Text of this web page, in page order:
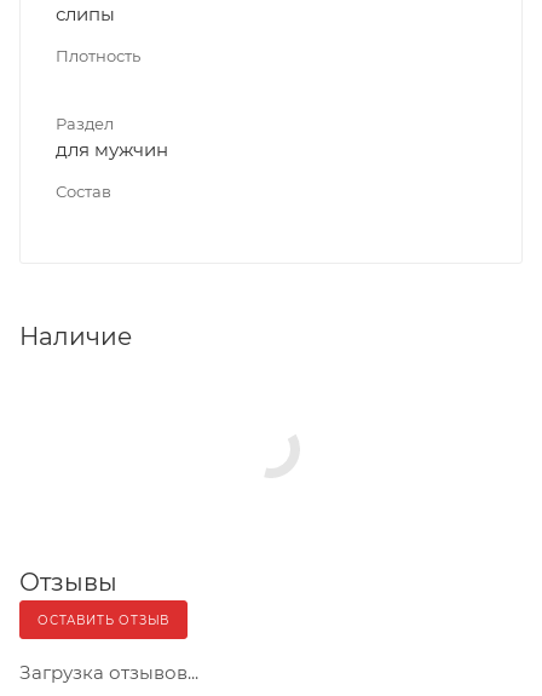
слипы
Плотность
Раздел
для мужчин
Состав
Наличие
Отзывы
ОСТАВИТЬ ОТЗЫВ
Загрузка отзывов...